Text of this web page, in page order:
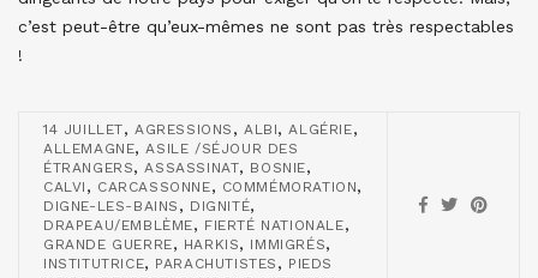
c’est peut-être qu’eux-mêmes ne sont pas très respectables
!
14 JUILLET, AGRESSIONS , ALBI, ALGÉRIE,
ALLEMAGNE, ASILE /SÉJOUR DES
ÉTRANGERS, ASSASSINAT, BOSNIE,
CALVI , CARCASSONNE, COMMÉMORATION,
DIGNE-LES-BAINS , DIGNITÉ,
DRAPEAU/EMBLÈME, FIERTÉ NATIONALE,
GRANDE GUERRE, HARKIS, IMMIGRÉS,
INSTITUTRICE, PARACHUTISTES , PIEDS